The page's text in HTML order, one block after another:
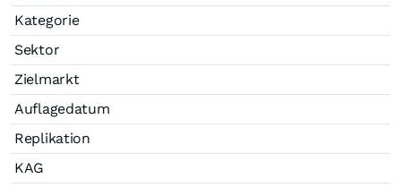
Kategorie
Sektor
Zielmarkt
Auflagedatum
Replikation
KAG